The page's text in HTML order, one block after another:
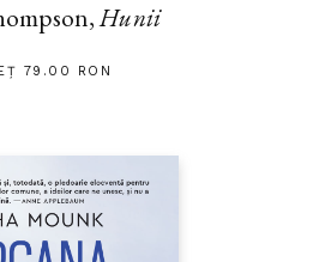
Hunii
79.00 RON